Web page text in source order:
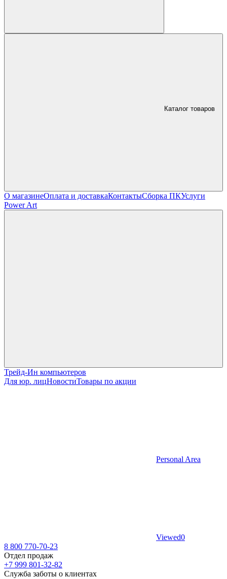
Каталог товаров
О магазинеОплата и доставкаКонтактыСборка ПКУслуги
Power Art
Трейд-Ин компьютеров
Для юр. лицНовостиТовары по акции
Personal Area
Viewed0
8 800 770-70-23
Отдел продаж
+7 999 801-32-82
Служба заботы о клиентах